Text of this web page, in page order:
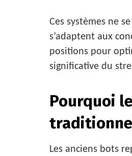
Ces systèmes ne
s’adaptent aux
positions pour
significative du
Pourquoi
Les anciens bots